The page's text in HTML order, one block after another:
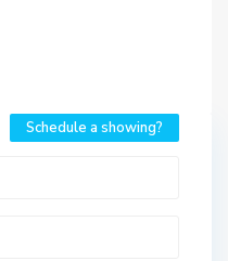
Schedule a showing?